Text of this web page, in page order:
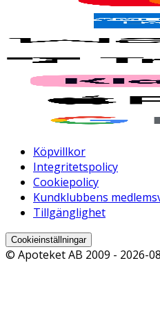
Köpvillkor
Integritetspolicy
Cookiepolicy
Kundklubbens
Tillgänglighet
Cookieinställningar
© Apoteket AB 2009 - 2026-